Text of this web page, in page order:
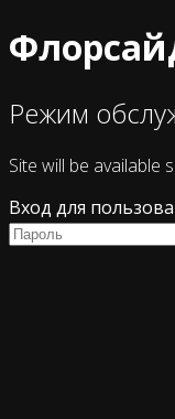
Режим
Site will be available
Вход для